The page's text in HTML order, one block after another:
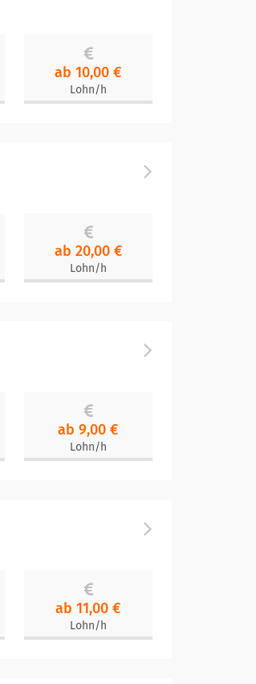
ab 10,00 €
Lohn/h
ab 20,00 €
Lohn/h
ab 9,00 €
Lohn/h
ab 11,00 €
Lohn/h